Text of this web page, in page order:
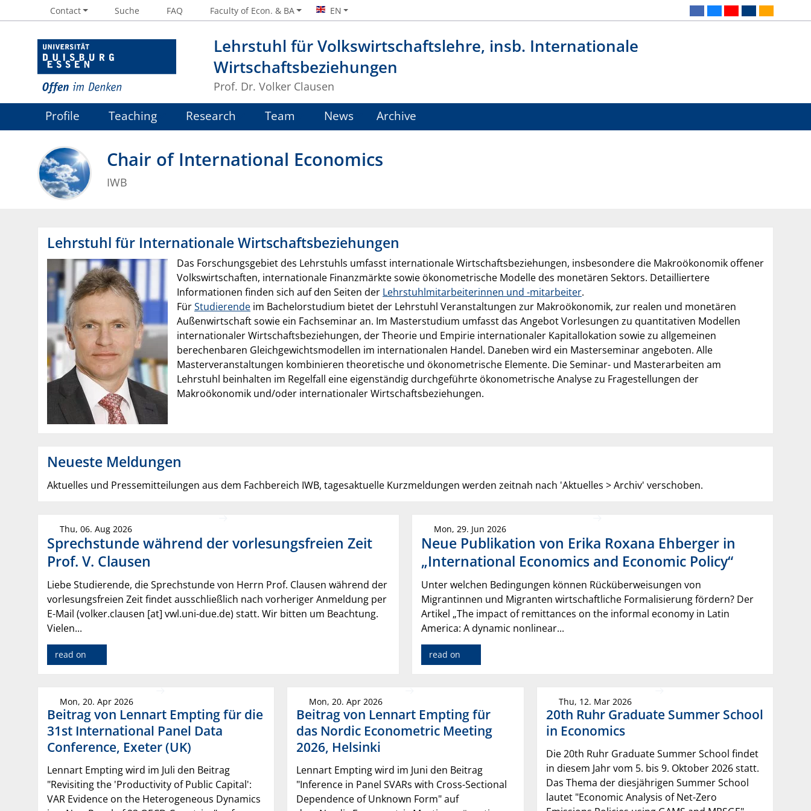
Lehrstuhl für Volkswirtschaftslehre, insb. Internationale
Wirtschaftsbeziehungen
Prof. Dr. Volker Clausen
Contact Suche FAQ Faculty of Econ. & BA EN
Profile Teaching Research Team News Archive
Chair of International Economics
IWB
Lehrstuhl für Internationale Wirtschaftsbeziehungen
Das Forschungsgebiet des Lehrstuhls umfasst internationale Wirtschaftsbeziehungen, insbesondere die Makroökonomik offener
Volkswirtschaften, internationale Finanzmärkte sowie ökonometrische Modelle des monetären Sektors. Detailliertere
Informationen finden sich auf den Seiten der Lehrstuhlmitarbeiterinnen und -mitarbeiter.
FürStudierende im Bachelorstudium bietet der Lehrstuhl Veranstaltungen zur Makroökonomik, zur realen und monetären
Außenwirtschaft sowie ein Fachseminar an. Im Masterstudium umfasst das Angebot Vorlesungen zu quantitativen Modellen
internationaler Wirtschaftsbeziehungen, der Theorie und Empirie internationaler Kapitallokation sowie zu allgemeinen
berechenbaren Gleichgewichtsmodellen im internationalen Handel. Daneben wird ein Masterseminar angeboten. Alle
Masterveranstaltungen kombinieren theoretische und ökonometrische Elemente. Die Seminar- und Masterarbeiten am
Lehrstuhl beinhalten im Regelfall eine eigenständig durchgeführte ökonometrische Analyse zu Fragestellungen der
Makroökonomik und/oder internationaler Wirtschaftsbeziehungen.
Neueste Meldungen
Aktuelles und Pressemitteilungen aus dem Fachbereich IWB, tagesaktuelle Kurzmeldungen werden zeitnah nach 'Aktuelles > Archiv' verschoben.
Thu, 06. Aug 2026
Sprechstunde während der vorlesungsfreien Zeit
Prof. V. Clausen
Liebe Studierende, die Sprechstunde von Herrn Prof. Clausen während der
vorlesungsfreien Zeit findet ausschließlich nach vorheriger Anmeldung per
E-Mail (volker.clausen [at] vwl.uni-due.de) statt. Wir bitten um Beachtung.
Vielen...
read on
Mon, 29. Jun 2026
Neue Publikation von Erika Roxana Ehberger in
„International Economics and Economic Policy“
Unter welchen Bedingungen können Rücküberweisungen von
Migrantinnen und Migranten wirtschaftliche Formalisierung fördern? Der
Artikel „The impact of remittances on the informal economy in Latin
America: A dynamic nonlinear...
read on
Mon, 20. Apr 2026
Beitrag von Lennart Empting für die
31st International Panel Data
Conference, Exeter (UK)
Lennart Empting wird im Juli den Beitrag
"Revisiting the 'Productivity of Public Capital':
VAR Evidence on the Heterogeneous Dynamics
Mon, 20. Apr 2026
Beitrag von Lennart Empting für
das Nordic Econometric Meeting
2026, Helsinki
Lennart Empting wird im Juni den Beitrag
"Inference in Panel SVARs with Cross-Sectional
Dependence of Unknown Form" auf
Thu, 12. Mar 2026
20th Ruhr Graduate Summer School
in Economics
Die 20th Ruhr Graduate Summer School findet
in diesem Jahr vom 5. bis 9. Oktober 2026 statt.
Das Thema der diesjährigen Summer School
lautet "Economic Analysis of Net-Zero